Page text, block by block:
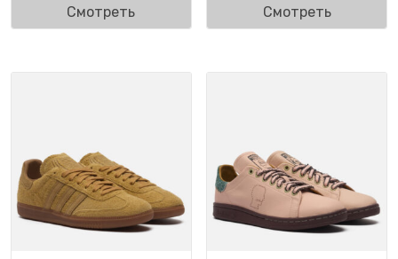
Смотреть
Смотреть